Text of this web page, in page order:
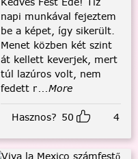
napi munkával fejeztem
be a képet, így sikerült.
Menet közben két szint
át kellett keverjek, mert
túl lazúros volt, nem
fedett r...More
Hasznos? 50 4